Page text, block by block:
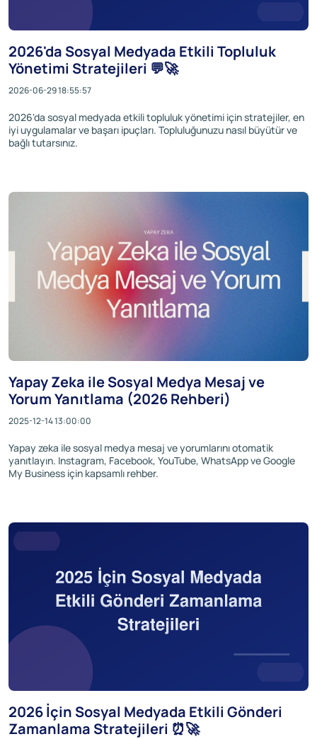
2026'da Sosyal Medyada Etkili Topluluk
Yönetimi Stratejileri 💬🚀
2026-06-29 18:55:57
2026'da sosyal medyada etkili topluluk yönetimi için stratejiler, en
iyi uygulamalar ve başarı ipuçları. Topluluğunuzu nasıl büyütür ve
bağlı tutarsınız.
Yapay Zeka ile Sosyal Medya Mesaj ve
Yorum Yanıtlama (2026 Rehberi)
2025-12-14 13:00:00
Yapay zeka ile sosyal medya mesaj ve yorumlarını otomatik
yanıtlayın. Instagram, Facebook, YouTube, WhatsApp ve Google
My Business için kapsamlı rehber.
2026 İçin Sosyal Medyada Etkili Gönderi
Zamanlama Stratejileri ⏰🚀